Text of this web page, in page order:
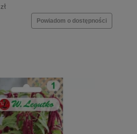
Powiadom o dostępności